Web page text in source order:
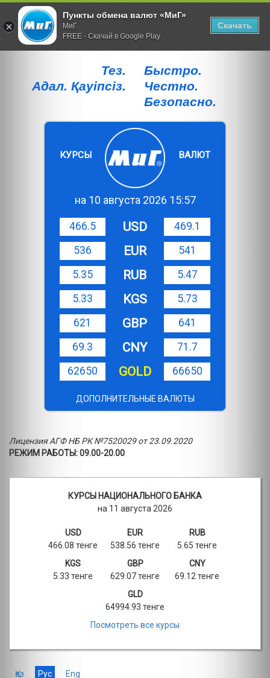
Тез.
Адал. Қауiпсiз.
Быстро.
Честно.
Безопасно.
КУРСЫ ВАЛЮТ
на 10 августа 2026 15:57
466.5 USD
469.1
536
EUR
541
5.35
RUB
5.47
5.33
KGS
5.73
621
GBP
641
69.3
CNY
71.7
62650
GOLD 66650
ДОПОЛНИТЕЛЬНЫЕ ВАЛЮТЫ
Лицензия АГФ НБ РК №7520029 от 23.09.2020
РЕЖИМ РАБОТЫ: 09.00-20.00
КУРСЫ НАЦИОНАЛЬНОГО БАНКА
на 11 августа 2026
USD
466.08 тенге
EUR
538.56 тенге
RUB
5.65 тенге
KGS
5.33 тенге
GBP
629.07 тенге
CNY
69.12 тенге
GLD
64994.93 тенге
Посмотреть все курсы
Қаз Рус Eng
Пункты обмена валют «МиГ»
МиГ
FREE - Скачай в Google Play
Скачать